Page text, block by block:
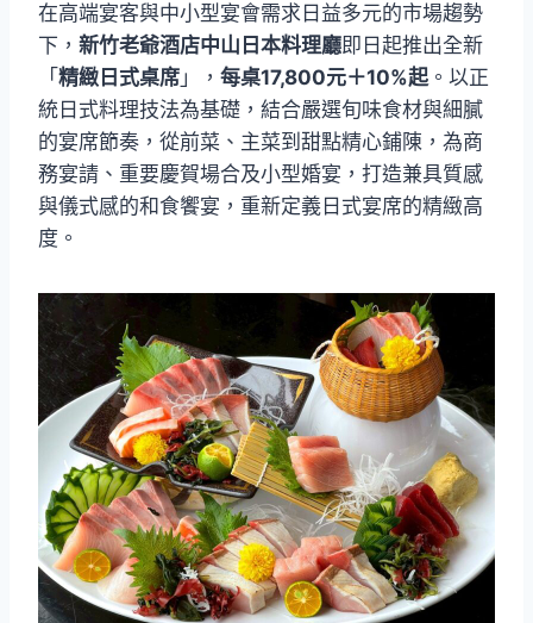
在高端宴客與中小型宴會需求日益多元的市場趨勢
下， 新竹老爺酒店中山日本料理廳即日起推出全新
「 精緻日式桌席 」， 每桌17,800元＋10%起。以正
統日式料理技法為基礎，結合嚴選旬味食材與細膩
的宴席節奏，從前菜、主菜到甜點精心鋪陳，為商
務宴請、重要慶賀場合及小型婚宴，打造兼具質感
與儀式感的和食饗宴，重新定義日式宴席的精緻高
度。